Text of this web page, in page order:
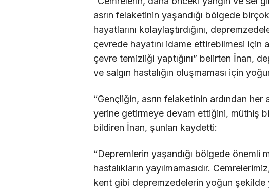
asrın felaketinin yaşandığı bölgede
hayatlarını kolaylaştırdığını,
çevrede hayatını idame ettirebilmesi için
çevre temizliği yaptığını” belirten İnan,
ve salgın hastalığın oluşmaması için
“Gençliğin, asrın felaketinin ardından
yerine getirmeye devam ettiğini, müthiş
bildiren İnan, şunları kaydetti:
“Depremlerin yaşandığı bölgede önemli
hastalıkların yayılmamasıdır.
kent gibi depremzedelerin yoğun şekilde